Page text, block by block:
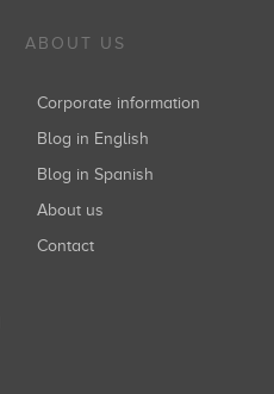
ABOUT US
Corporate information
Blog in English
Blog in Spanish
About us
Contact